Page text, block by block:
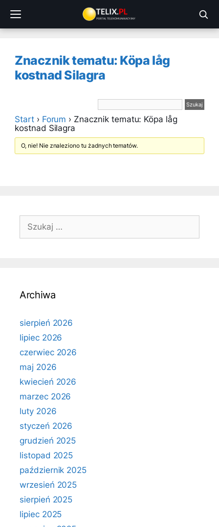
treści
Znacznik tematu: Köpa låg
kostnad Silagra
Start › Forum › Znacznik tematu: Köpa låg
kostnad Silagra
O, nie! Nie znaleziono tu żadnych tematów.
Szukaj:
Archiwa
sierpień 2026
lipiec 2026
czerwiec 2026
maj 2026
kwiecień 2026
marzec 2026
luty 2026
styczeń 2026
grudzień 2025
listopad 2025
październik 2025
wrzesień 2025
sierpień 2025
lipiec 2025